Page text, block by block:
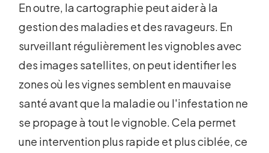
En outre, la cartographie peut aider à la
gestion des maladies et des ravageurs. En
surveillant régulièrement les vignobles avec
des images satellites, on peut identifier les
zones où les vignes semblent en mauvaise
santé avant que la maladie ou l'infestation ne
se propage à tout le vignoble. Cela permet
une intervention plus rapide et plus ciblée, ce